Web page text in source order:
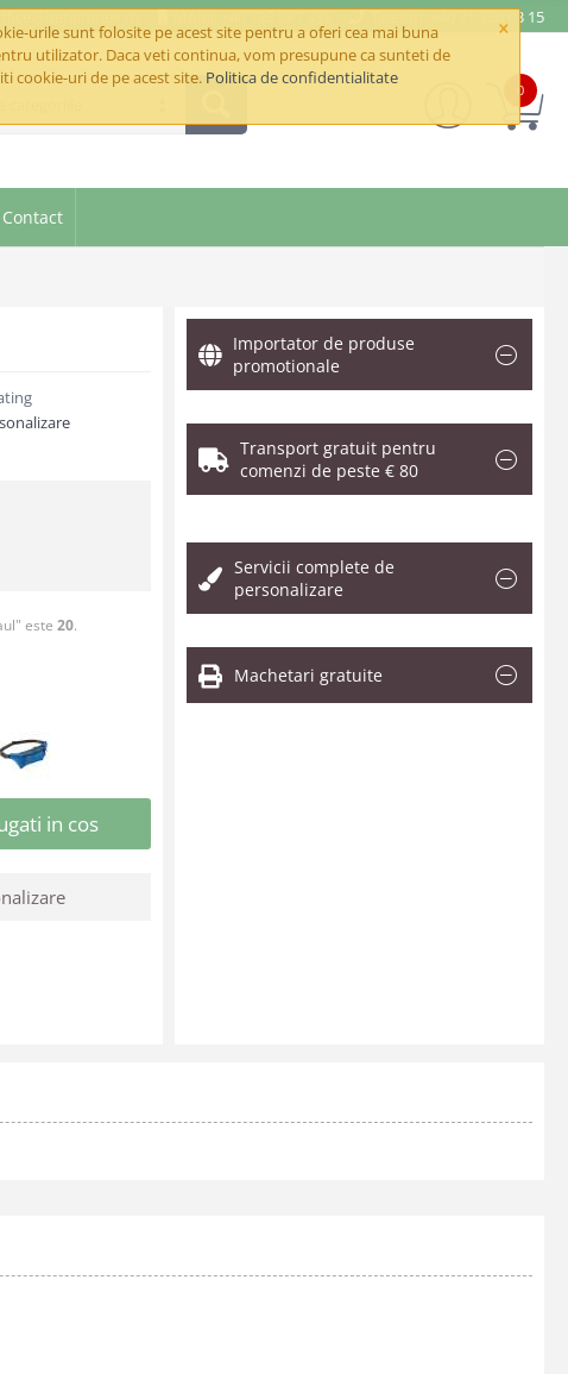
×
urile sunt folosite pe acest site pentru a oferi cea mai buna
utilizator. Daca veti continua, vom presupune ca sunteti de
cookie-uri de pe acest site. Politica de confidentialitate
Mobil: +40 722 287 335 Telefon: +40 21 320 03 15
0
Contact
este 20.
in cos
Importator de produse
promotionale
Transport gratuit pentru
comenzi de peste € 80
Servicii complete de
personalizare
Machetari gratuite